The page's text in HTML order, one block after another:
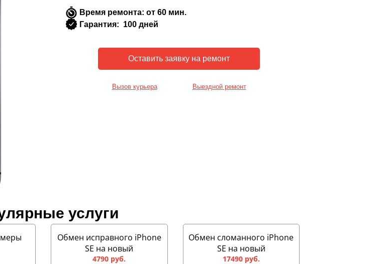
Время ремонта: от 60 мин.
Гарантия: 100 дней
Вызов курьера Выездной ремонт
услуги
Обмен исправного iPhone
SE на новый
4790 руб.
Обмен сломанного iPhone
SE на новый
17490 руб.